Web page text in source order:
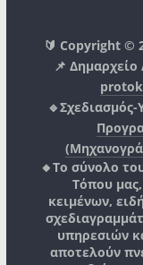
🔰 Copyright ©
📌
🔸Το σύνολο
Τόπου
κειμένων,
υπηρεσιών
αποτελούν